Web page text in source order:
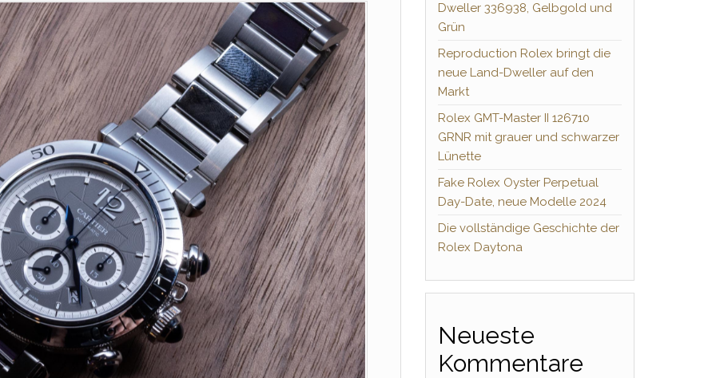
Dweller 336938, Gelbgold und
Grün
Reproduction Rolex bringt die
neue Land-Dweller auf den
Markt
Rolex GMT-Master II 126710
GRNR mit grauer und schwarzer
Lünette
Fake Rolex Oyster Perpetual
Day-Date, neue Modelle 2024
Die vollständige Geschichte der
Rolex Daytona
Neueste
Kommentare